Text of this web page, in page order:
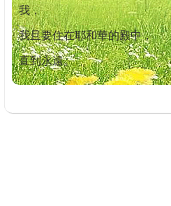
我，
我且要住在耶和華的殿中，
直到永遠。